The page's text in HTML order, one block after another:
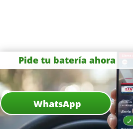
Pide tu batería ahora
WhatsApp